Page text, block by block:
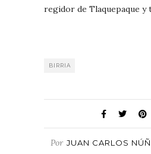
regidor de Tlaquepaque y
BIRRIA
Por JUAN CARLOS